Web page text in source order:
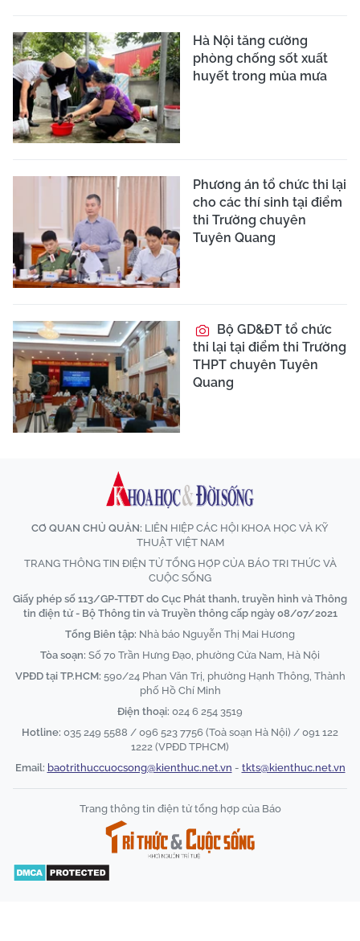
Hà Nội tăng cường
phòng chống sốt xuất
huyết trong mùa mưa
Phương án tổ chức thi lại
cho các thí sinh tại điểm
thi Trường chuyên
Tuyên Quang
Bộ GD&ĐT tổ chức
thi lại tại điểm thi Trường
THPT chuyên Tuyên
Quang
CƠ QUAN CHỦ QUẢN: LIÊN HIỆP CÁC HỘI KHOA HỌC VÀ KỸ
THUẬT VIỆT NAM
TRANG THÔNG TIN ĐIỆN TỬ TỔNG HỢP CỦA BÁO TRI THỨC VÀ
CUỘC SỐNG
Giấy phép số 113/GP-TTĐT do Cục Phát thanh, truyền hình và Thông
tin điện tử - Bộ Thông tin và Truyền thông cấp ngày 08/07/2021
Tổng Biên tập: Nhà báo Nguyễn Thị Mai Hương
Tòa soạn: Số 70 Trần Hưng Đạo, phường Cửa Nam, Hà Nội
VPĐD tại TP.HCM: 590/24 Phan Văn Trị, phường Hạnh Thông, Thành
phố Hồ Chí Minh
Điện thoại: 024 6 254 3519
Hotline: 035 249 5588 / 096 523 7756 (Toà soạn Hà Nội) / 091 122
1222 (VPĐD TPHCM)
Email: baotrithuccuocsong@kienthuc.net.vn - tkts@kienthuc.net.vn
Trang thông tin điện tử tổng hợp của Báo